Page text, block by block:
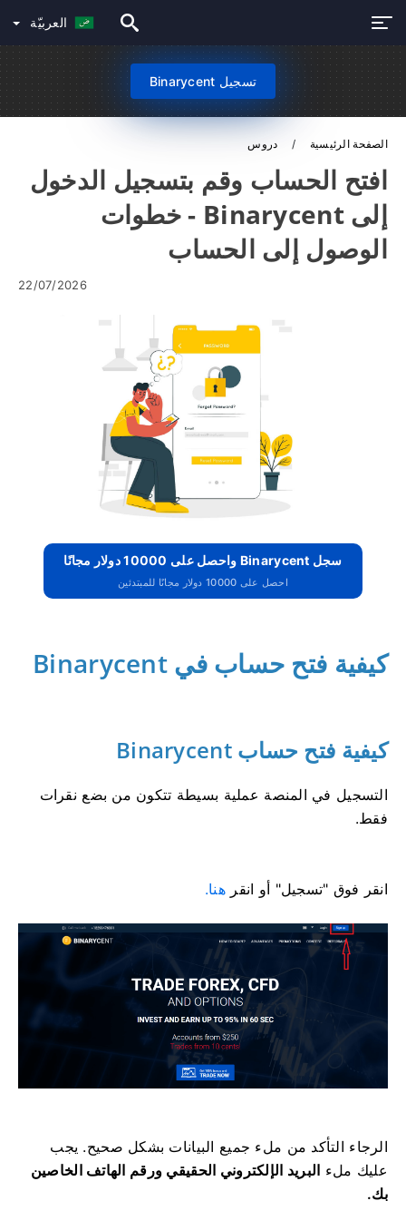
العربيّة
تسجيل Binarycent
الصفحة الرئيسية دروس
افتح الحساب وقم بتسجيل الدخول
إلى Binarycent - خطوات
الوصول إلى الحساب
22/07/2026
سجل Binarycent واحصل على 10000 دولار مجانًا
احصل على 10000 دولار مجانًا للمبتدئين
كيفية فتح حساب في Binarycent
كيفية فتح حساب Binarycent
التسجيل في المنصة عملية بسيطة تتكون من بضع نقرات
فقط.
انقر فوق "تسجيل" أو انقر هنا.
الرجاء التأكد من ملء جميع البيانات بشكل صحيح. يجب
عليك ملء البريد الإلكتروني الحقيقي ورقم الهاتف الخاصين
بك.